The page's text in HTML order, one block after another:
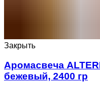
Закрыть
Аромасвеча
бежевый, 2400 гр